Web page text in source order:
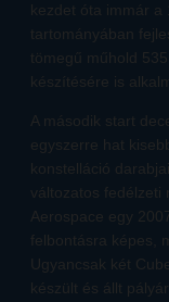
kezdet óta immár a
tartományában
tömegű műhold
készítésére is
A második start
egyszerre hat
konstelláció
változatos fedélzeti
Aerospace egy
felbontásra képes,
Ugyancsak két
készült és állt